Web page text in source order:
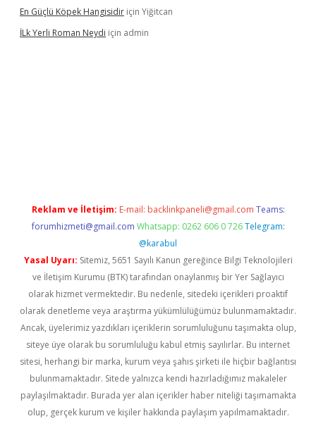
En Güçlü Köpek Hangisidir için Yiğitcan
İLk Yerli Roman Neydi için admin
Reklam ve İletişim: E-mail: backlinkpaneli@gmail.com Teams:
forumhizmeti@gmail.com Whatsapp: 0262 606 0 726 Telegram:
@karabul
Yasal Uyarı: Sitemiz, 5651 Sayılı Kanun gereğince Bilgi Teknolojileri
ve İletişim Kurumu (BTK) tarafından onaylanmış bir Yer Sağlayıcı
olarak hizmet vermektedir. Bu nedenle, sitedeki içerikleri proaktif
olarak denetleme veya araştırma yükümlülüğümüz bulunmamaktadır.
Ancak, üyelerimiz yazdıkları içeriklerin sorumluluğunu taşımakta olup,
siteye üye olarak bu sorumluluğu kabul etmiş sayılırlar. Bu internet
sitesi, herhangi bir marka, kurum veya şahıs şirketi ile hiçbir bağlantısı
bulunmamaktadır. Sitede yalnızca kendi hazırladığımız makaleler
paylaşılmaktadır. Burada yer alan içerikler haber niteliği taşımamakta
olup, gerçek kurum ve kişiler hakkında paylaşım yapılmamaktadır.